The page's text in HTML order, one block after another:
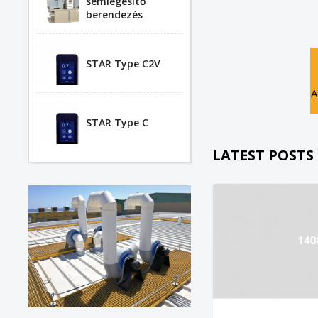
berendezés
STAR Type C2V
STAR Type C
LATEST POSTS